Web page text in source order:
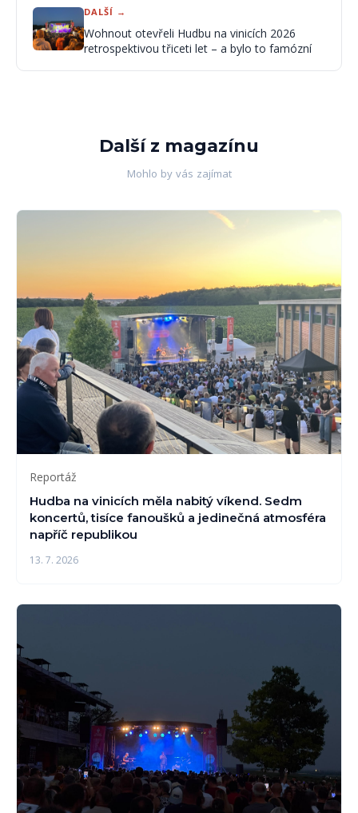
DALŠÍ →
Wohnout otevřeli Hudbu na vinicích 2026
retrospektivou třiceti let – a bylo to famózní
Další z magazínu
Mohlo by vás zajímat
Reportáž
Hudba na vinicích měla nabitý víkend. Sedm
koncertů, tisíce fanoušků a jedinečná atmosféra
napříč republikou
13. 7. 2026